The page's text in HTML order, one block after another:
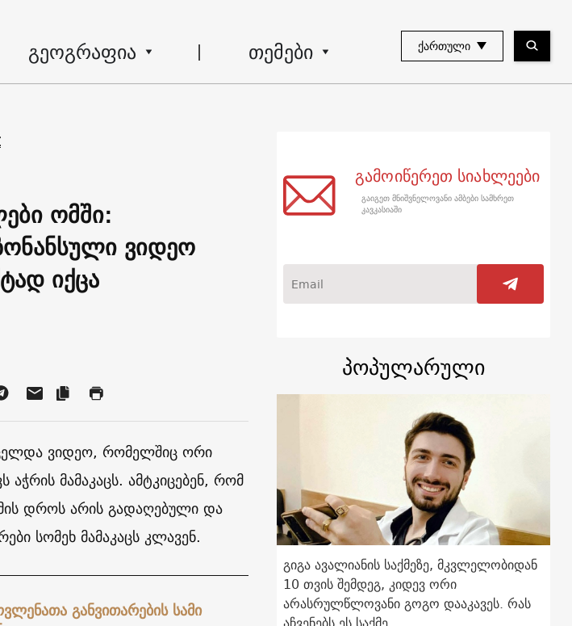
გეოგრაფია თემები ᲥᲐᲠᲗᲣᲚᲘ
ომში:
ვიდეო
იქცა
ვიდეო, რომელშიც ორი
აჭრის მამაკაცს. ამტკიცებენ, რომ
დროს არის გადაღებული და
სომეხ მამაკაცს კლავენ.
განვითარების სამი
გამოიწერეთ სიახლეები
გაიგეთ მნიშვნელოვანი ამბები სამხრეთ
კავკასიაში
პოპულარული
გიგა ავალიანის საქმეზე, მკვლელობიდან
10 თვის შემდეგ, კიდევ ორი
არასრულწლოვანი გოგო დააკავეს. რას